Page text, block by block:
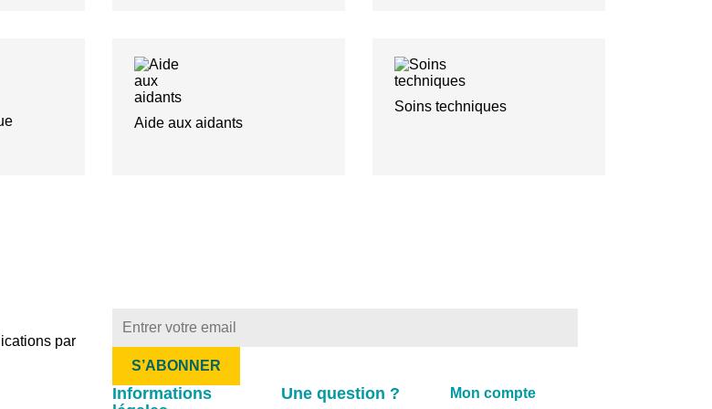
Aide aux aidants
Soins techniques
par
Informations
Une question ? Mon compte